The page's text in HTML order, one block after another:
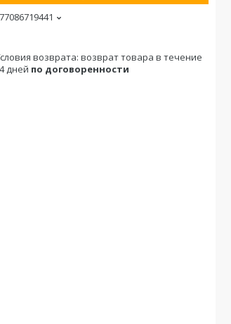
возврат товара в течение
дней по договоренности